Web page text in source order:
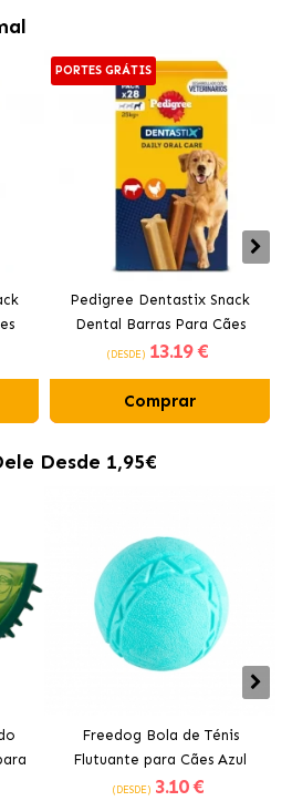
PORTES GRÁTIS
Pedigree Dentastix Snack
Dental Barras Para Cães
Grandes +25 kg
(DESDE) 13.19 €
Comprar
Desde 1,95€
Freedog Bola de Ténis
Flutuante para Cães Azul
(DESDE) 3.10 €